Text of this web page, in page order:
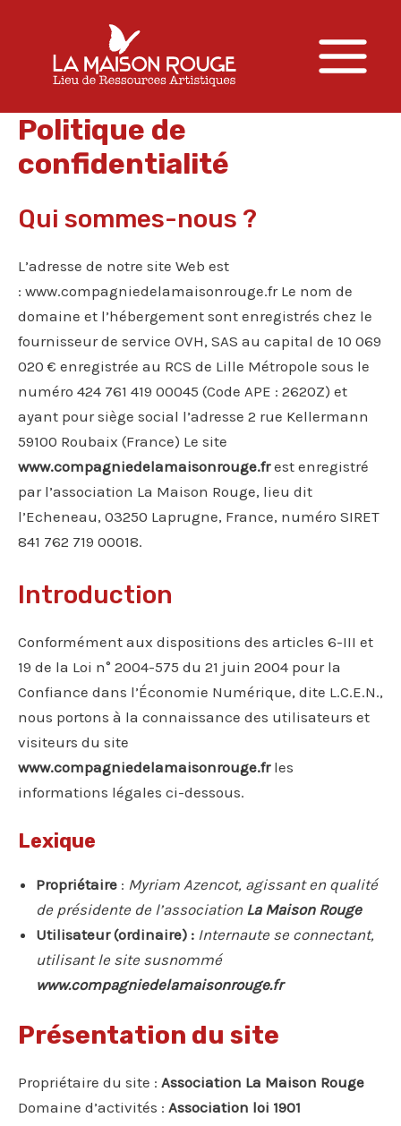
Main
Menu
Politique de
confidentialité
Qui sommes-nous ?
L’adresse de notre site Web est
: www.compagniedelamaisonrouge.fr Le nom de
domaine et l’hébergement sont enregistrés chez le
fournisseur de service OVH, SAS au capital de 10 069
020 € enregistrée au RCS de Lille Métropole sous le
numéro 424 761 419 00045 (Code APE : 2620Z) et
ayant pour siège social l’adresse 2 rue Kellermann
59100 Roubaix (France) Le site
www.compagniedelamaisonrouge.frest enregistré
par l’association La Maison Rouge, lieu dit
l’Echeneau, 03250 Laprugne, France, numéro SIRET
841 762 719 00018.
Introduction
Conformément aux dispositions des articles 6-III et
19 de la Loi n° 2004-575 du 21 juin 2004 pour la
Confiance dans l’Économie Numérique, dite L.C.E.N.,
nous portons à la connaissance des utilisateurs et
visiteurs du site
www.compagniedelamaisonrouge.frles
informations légales ci-dessous.
Lexique
Propriétaire : Myriam Azencot, agissant en qualité
de présidente de l’association La Maison Rouge
Utilisateur (ordinaire) : Internaute se connectant,
utilisant le site susnommé
www.compagniedelamaisonrouge.fr
Présentation du site
Propriétaire du site : Association La Maison Rouge
Domaine d’activités : Association loi 1901